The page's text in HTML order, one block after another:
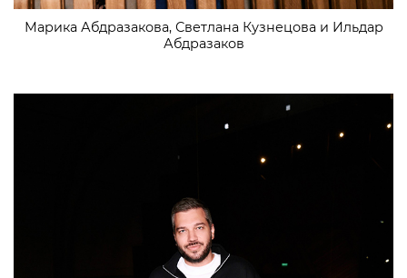
Марика Абдразакова, Светлана Кузнецова и Ильдар
Абдразаков